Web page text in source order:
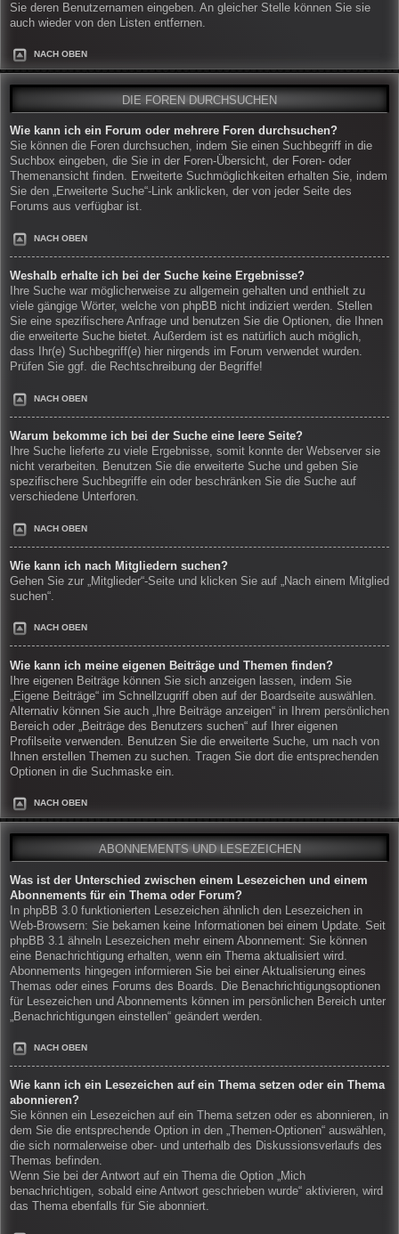
Sie deren Benutzernamen eingeben. An gleicher Stelle können Sie sie
auch wieder von den Listen entfernen.
NACH OBEN
DIE FOREN DURCHSUCHEN
Wie kann ich ein Forum oder mehrere Foren durchsuchen?
Sie können die Foren durchsuchen, indem Sie einen Suchbegriff in die
Suchbox eingeben, die Sie in der Foren-Übersicht, der Foren- oder
Themenansicht finden. Erweiterte Suchmöglichkeiten erhalten Sie, indem
Sie den „Erweiterte Suche“-Link anklicken, der von jeder Seite des
Forums aus verfügbar ist.
NACH OBEN
Weshalb erhalte ich bei der Suche keine Ergebnisse?
Ihre Suche war möglicherweise zu allgemein gehalten und enthielt zu
viele gängige Wörter, welche von phpBB nicht indiziert werden. Stellen
Sie eine spezifischere Anfrage und benutzen Sie die Optionen, die Ihnen
die erweiterte Suche bietet. Außerdem ist es natürlich auch möglich,
dass Ihr(e) Suchbegriff(e) hier nirgends im Forum verwendet wurden.
Prüfen Sie ggf. die Rechtschreibung der Begriffe!
NACH OBEN
Warum bekomme ich bei der Suche eine leere Seite?
Ihre Suche lieferte zu viele Ergebnisse, somit konnte der Webserver sie
nicht verarbeiten. Benutzen Sie die erweiterte Suche und geben Sie
spezifischere Suchbegriffe ein oder beschränken Sie die Suche auf
verschiedene Unterforen.
NACH OBEN
Wie kann ich nach Mitgliedern suchen?
Gehen Sie zur „Mitglieder“-Seite und klicken Sie auf „Nach einem Mitglied
suchen“.
NACH OBEN
Wie kann ich meine eigenen Beiträge und Themen finden?
Ihre eigenen Beiträge können Sie sich anzeigen lassen, indem Sie
„Eigene Beiträge“ im Schnellzugriff oben auf der Boardseite auswählen.
Alternativ können Sie auch „Ihre Beiträge anzeigen“ in Ihrem persönlichen
Bereich oder „Beiträge des Benutzers suchen“ auf Ihrer eigenen
Profilseite verwenden. Benutzen Sie die erweiterte Suche, um nach von
Ihnen erstellen Themen zu suchen. Tragen Sie dort die entsprechenden
Optionen in die Suchmaske ein.
NACH OBEN
ABONNEMENTS UND LESEZEICHEN
Was ist der Unterschied zwischen einem Lesezeichen und einem
Abonnements für ein Thema oder Forum?
In phpBB 3.0 funktionierten Lesezeichen ähnlich den Lesezeichen in
Web-Browsern: Sie bekamen keine Informationen bei einem Update. Seit
phpBB 3.1 ähneln Lesezeichen mehr einem Abonnement: Sie können
eine Benachrichtigung erhalten, wenn ein Thema aktualisiert wird.
Abonnements hingegen informieren Sie bei einer Aktualisierung eines
Themas oder eines Forums des Boards. Die Benachrichtigungsoptionen
für Lesezeichen und Abonnements können im persönlichen Bereich unter
„Benachrichtigungen einstellen“ geändert werden.
NACH OBEN
Wie kann ich ein Lesezeichen auf ein Thema setzen oder ein Thema
abonnieren?
Sie können ein Lesezeichen auf ein Thema setzen oder es abonnieren, in
dem Sie die entsprechende Option in den „Themen-Optionen“ auswählen,
die sich normalerweise ober- und unterhalb des Diskussionsverlaufs des
Themas befinden.
Wenn Sie bei der Antwort auf ein Thema die Option „Mich
benachrichtigen, sobald eine Antwort geschrieben wurde“ aktivieren, wird
das Thema ebenfalls für Sie abonniert.